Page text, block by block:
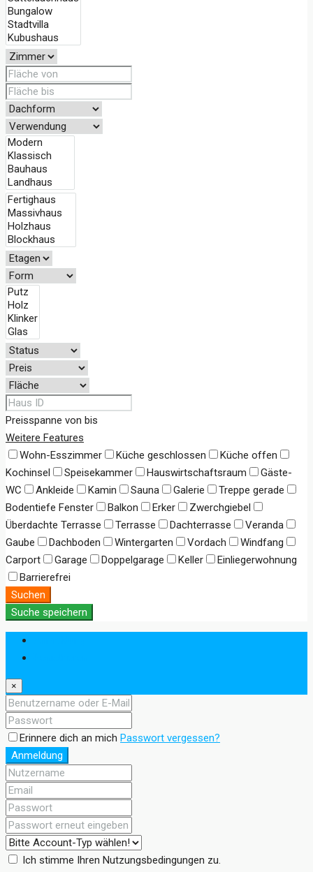
Preisspanne von bis
Weitere Features
Wohn-Esszimmer
Küche geschlossen
Küche offen
Kochinsel
Speisekammer Hauswirtschaftsraum
Gäste-
WC
Ankleide Kamin Sauna Galerie
Treppe gerade
Bodentiefe Fenster
Balkon Erker
Zwerchgiebel
Überdachte Terrasse
Terrasse Dachterrasse
Veranda
Gaube
Dachboden Wintergarten Vordach
Windfang
Carport
Garage Doppelgarage Keller
Einliegerwohnung
Barrierefrei
Suchen
Suche speichern
×
Erinnere dich an mich Passwort vergessen?
Anmeldung
Ich stimme Ihren Nutzungsbedingungen zu.